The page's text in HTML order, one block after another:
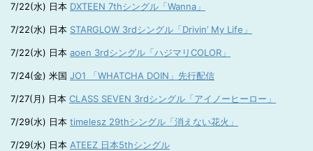
7/22(水) 日本 DXTEEN 7thシングル「Wanna」
7/22(水) 日本 STARGLOW 3rdシングル「Drivin’ My Life」
7/22(水) 日本 aoen 3rdシングル「ハジマリCOLOR」
7/24(金) 米国 JO1 「WHATCHA DOIN」先行配信
7/27(月) 日本 CLASS SEVEN 3rdシングル「アイノーヒーロー」
7/29(水) 日本 timelesz 29thシングル「消えない花火」
7/29(水) 日本 ATEEZ 日本5thシングル